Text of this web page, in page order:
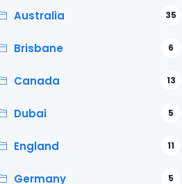
Australia 35
Brisbane 6
Canada 13
Dubai 5
England 11
Germany 5